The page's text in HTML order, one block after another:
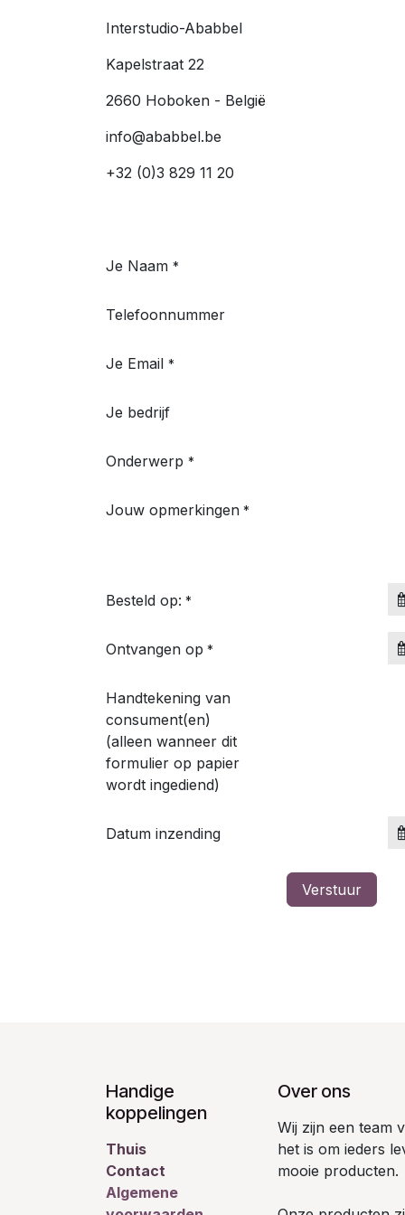
Interstudio-Ababbel
Kapelstraat 22
2660 Hoboken - België
info@ababbel.be
+32 (0)3 829 11 20
Je Naam *
Telefoonnummer
Je Email *
Je bedrijf
Onderwerp *
Jouw opmerkingen *
Besteld op: *
Ontvangen op *
Handtekening van
consument(en)
(alleen wanneer dit
formulier op papier
wordt ingediend)
Datum inzending
Verstuur
Handige
koppelingen
Thuis
Contact
Algemene
Over ons
Wij zijn een team
het is om ieders
mooie producten.